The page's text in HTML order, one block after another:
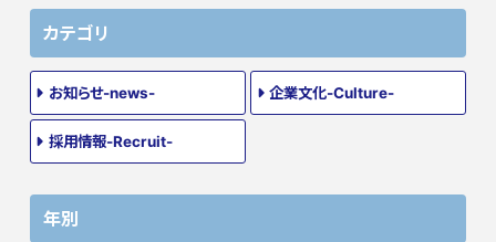
カテゴリ
お知らせ-news- 企業文化-Culture-
採用情報-Recruit-
年別